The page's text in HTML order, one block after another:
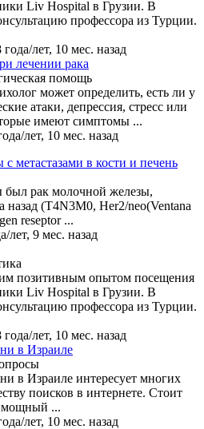
Liv Hospital в Грузии. В
профессора из Турции.
года/лет, 10 мес. назад
лечении рака
помощь
может определить, есть ли у
атаки, депрессия, стресс или
имеют симптомы ...
лет, 10 мес. назад
метастазами в кости и печень
рак молочной железы,
назад (Т4N3M0, Her2/neo(Ventana
reseptor ...
лет, 9 мес. назад
позитивным опытом посещения
Liv Hospital в Грузии. В
профессора из Турции.
года/лет, 10 мес. назад
в Израиле
в Израиле интересует многих
поисков в интернете. Стоит
мощный ...
лет, 10 мес. назад